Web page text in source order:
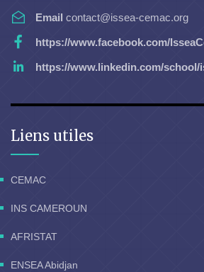
Email contact@issea-cemac.org
https://www.facebook.com/
https://www.linkedin.com/school/
Liens utiles
CEMAC
INS CAMEROUN
AFRISTAT
ENSEA Abidjan